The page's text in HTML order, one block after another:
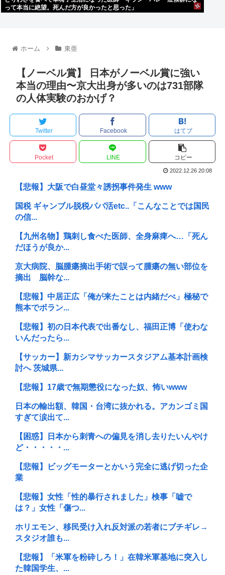
って本当に絶望。死んだ方が良かったと思った」
ホーム 東亜
【ノーベル賞】 日本がノーベル賞に強い
本当の理由〜京大出身が多いのは731部隊
の人体実験のおかげ？
Twitter Facebook はてブ
Pocket LINE コピー
2022.12.26 20:08
【悲報】大阪で白昼堂々誘拐事件発生 www
国税 ギャンブル脱税パパ活etc..「こんなことでは国民
の信...
【九州名物】鶏刺し食べた医師、全身麻痺へ…「死ん
だほうが良か...
京大病院、脳腫瘍摘出手術で誤って腫瘍の無い部位を
摘出 脳幹な...
【悲報】中居正広「俺が来たことは内緒だべ」極秘で
熊本でボラン...
【悲報】初の日本代表で出番なし、福田正博「使わな
いんだったら...
【サッカー】新カシマサッカースタジアム基本計画検
討へ 茨城県...
【悲報】17歳で無期懲役になった奴、怖いwww
日本の輸出額、韓国・台湾に抜かれる。アカンゴミ国
すぎて涙出て...
【困惑】日本から刺青への偏見を消し去りたいんやけ
ど・・・・・...
【悲報】ビッグモーターとかいう完全に逃げ切った企
業
【悲報】女性「性的暴行されました」検事「嘘で
は？」女性「傷つ...
ホリエモン、移民受け入れ反対派の若者にブチギレ→
スタジオ誰も...
【悲報】「米軍を粉砕しろ！」在韓米軍基地に突入し
た韓国学生、...